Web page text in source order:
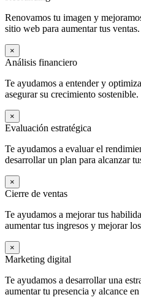
Renovamos tu imagen y
sitio web para aumentar tus ventas.
×
Análisis financiero
Te ayudamos a entender y
asegurar su crecimiento sostenible.
×
Evaluación estratégica
Te ayudamos a evaluar el
desarrollar un plan para alcanzar
×
Cierre de ventas
Te ayudamos a mejorar tus
aumentar tus ingresos y mejorar
×
Marketing digital
Te ayudamos a desarrollar una
aumentar tu presencia y alcance